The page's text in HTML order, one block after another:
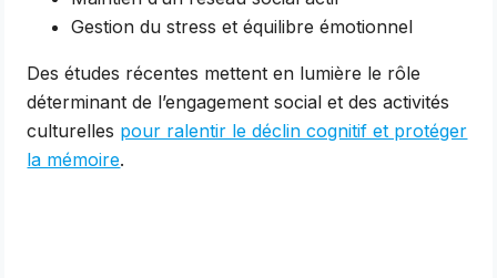
Gestion du stress et équilibre émotionnel
Des études récentes mettent en lumière le rôle
déterminant de l’engagement social et des activités
culturelles pour ralentir le déclin cognitif et protéger
la mémoire.